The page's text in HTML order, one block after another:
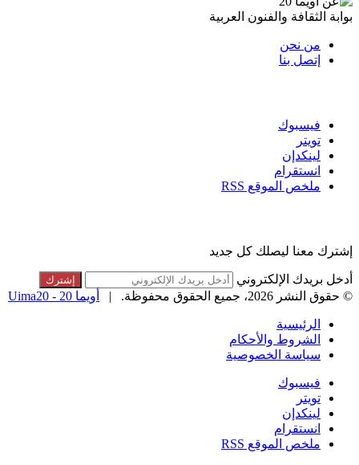
بوابة الثقافة والفنون العربية
من نحن
إتصل بنا
فيسبوك
تويتر
لينكدإن
انستقرام
ملخص الموقع RSS
إشترك معنا ليصلك كل جديد
أدخل بريدك الإلكتروني
© حقوق النشر 2026، جميع الحقوق محفوظة. |
أويما 20 - Uima20
الرئيسية
الشروط والأحكام
سياسة الخصوصية
فيسبوك
تويتر
لينكدإن
انستقرام
ملخص الموقع RSS